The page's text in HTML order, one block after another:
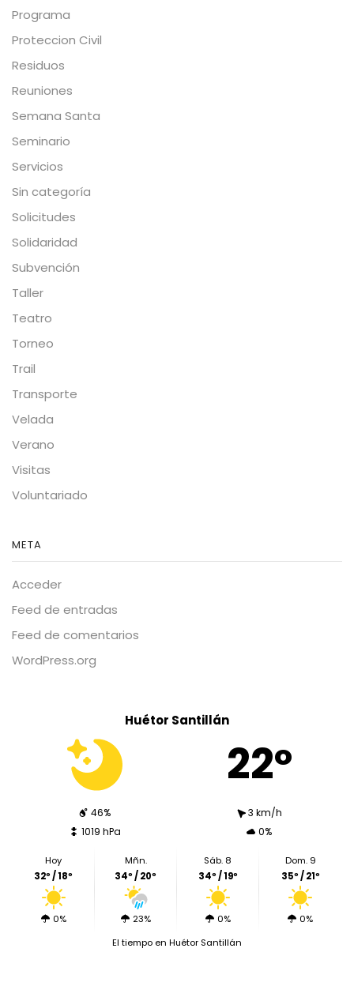
Programa
Proteccion Civil
Residuos
Reuniones
Semana Santa
Seminario
Servicios
Sin categoría
Solicitudes
Solidaridad
Subvención
Taller
Teatro
Torneo
Trail
Transporte
Velada
Verano
Visitas
Voluntariado
META
Acceder
Feed de entradas
Feed de comentarios
WordPress.org
Huétor Santillán
22º
46%
3 km/h
1019 hPa
0%
Hoy
32º / 18º
0%
Mñn.
34º / 20º
23%
Sáb. 8
34º / 19º
0%
Dom. 9
35º / 21º
0%
El tiempo en Huétor Santillán